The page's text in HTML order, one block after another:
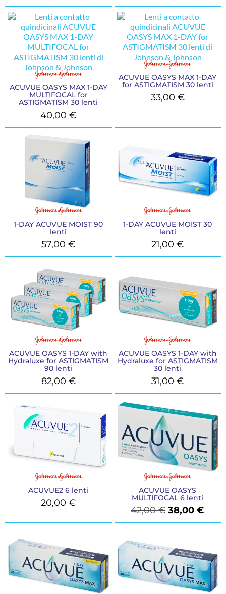
ACUVUE OASYS MAX 1-DAY
MULTIFOCAL for
ASTIGMATISM 30 lenti
40,00€
ACUVUE OASYS MAX 1-DAY
for ASTIGMATISM 30 lenti
33,00 €
1-DAY ACUVUE MOIST 90
lenti
57,00€
1-DAY ACUVUE MOIST 30
lenti
21,00€
ACUVUE OASYS 1-DAY with
Hydraluxe for ASTIGMATISM
90 lenti
82,00 €
ACUVUE OASYS 1-DAY with
Hydraluxe for ASTIGMATISM
30 lenti
31,00€
ACUVUE2 6 lenti
20,00€
ACUVUE OASYS
MULTIFOCAL 6 lenti
42,00€ 38,00€